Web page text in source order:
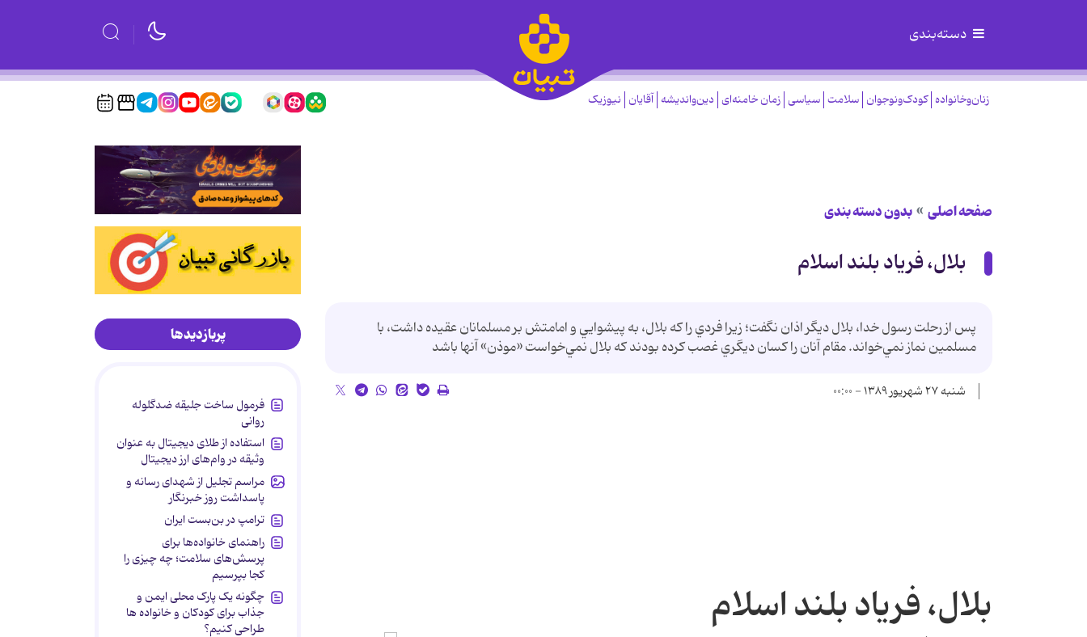
دسته‌بندی
زنان‌وخانواده کودک‌ونوجوان سلامت سیاسی زمان خامنه‌ای دین‌واندیشه آقایان نیوزیک
صفحه اصلی بدون دسته بندی
بلال، فریاد بلند اسلام
پس از رحلت رسول خدا، بلال ديگر اذان نگفت؛ زيرا فردي را كه بلال، به پيشوايي و امامتش بر مسلمانان عقيده داشت، با
مسلمين نماز نمي‌خواند. مقام آنان را كسان ديگري غصب كرده بودند كه بلال نمي‌خواست «موذن» آنها باشد
شنبه ۲۷ شهریور ۱۳۸۹ - ۰۰:۰۰
بلال، فریاد بلند اسلام
پربازدیدها
فرمول ساخت جلیقه ضدگلوله
روانی
استفاده از طلای دیجیتال به عنوان
وثیقه در وام‌های ارز دیجیتال
مراسم تجلیل از شهدای رسانه و
پاسداشت روز خبرنگار
ترامپ در بن‌بست ایران
راهنمای خانواده‌ها برای
پرسش‌های سلامت؛ چه چیزی را
کجا بپرسیم
چگونه یک پارک محلی ایمن و
جذاب برای کودکان و خانواده ها
طراحی کنیم؟